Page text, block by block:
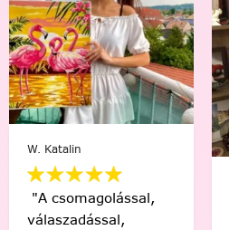
W. Katalin
"A csomagolással,
válaszadással,